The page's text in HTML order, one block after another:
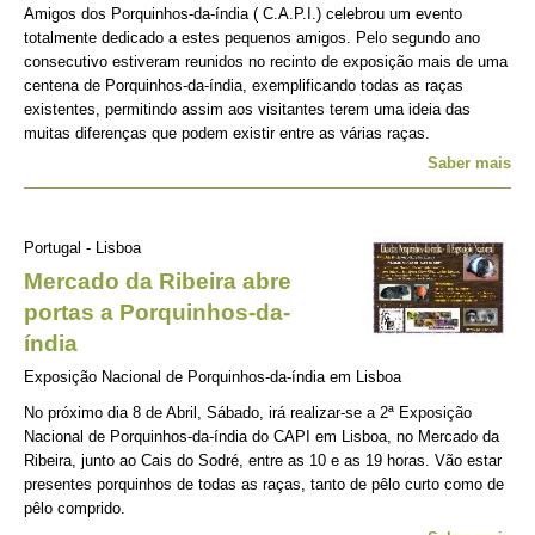
Amigos dos Porquinhos-da-índia ( C.A.P.I.) celebrou um evento
totalmente dedicado a estes pequenos amigos. Pelo segundo ano
consecutivo estiveram reunidos no recinto de exposição mais de uma
centena de Porquinhos-da-índia, exemplificando todas as raças
existentes, permitindo assim aos visitantes terem uma ideia das
muitas diferenças que podem existir entre as várias raças.
Saber mais
Portugal - Lisboa
Mercado da Ribeira abre
portas a Porquinhos-da-
índia
Exposição Nacional de Porquinhos-da-índia em Lisboa
No próximo dia 8 de Abril, Sábado, irá realizar-se a 2ª Exposição
Nacional de Porquinhos-da-índia do CAPI em Lisboa, no Mercado da
Ribeira, junto ao Cais do Sodré, entre as 10 e as 19 horas. Vão estar
presentes porquinhos de todas as raças, tanto de pêlo curto como de
pêlo comprido.